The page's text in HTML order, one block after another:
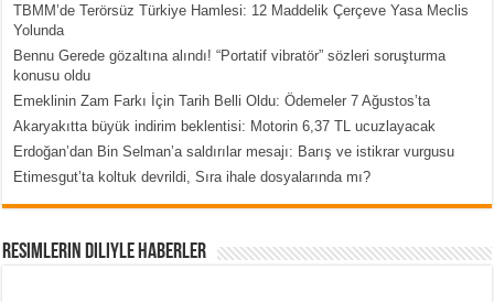
TBMM’de Terörsüz Türkiye Hamlesi: 12 Maddelik Çerçeve Yasa Meclis
Yolunda
Bennu Gerede gözaltına alındı! “Portatif vibratör” sözleri soruşturma
konusu oldu
Emeklinin Zam Farkı İçin Tarih Belli Oldu: Ödemeler 7 Ağustos’ta
Akaryakıtta büyük indirim beklentisi: Motorin 6,37 TL ucuzlayacak
Erdoğan’dan Bin Selman’a saldırılar mesajı: Barış ve istikrar vurgusu
Etimesgut’ta koltuk devrildi, Sıra ihale dosyalarında mı?
Resimlerin Diliyle Haberler